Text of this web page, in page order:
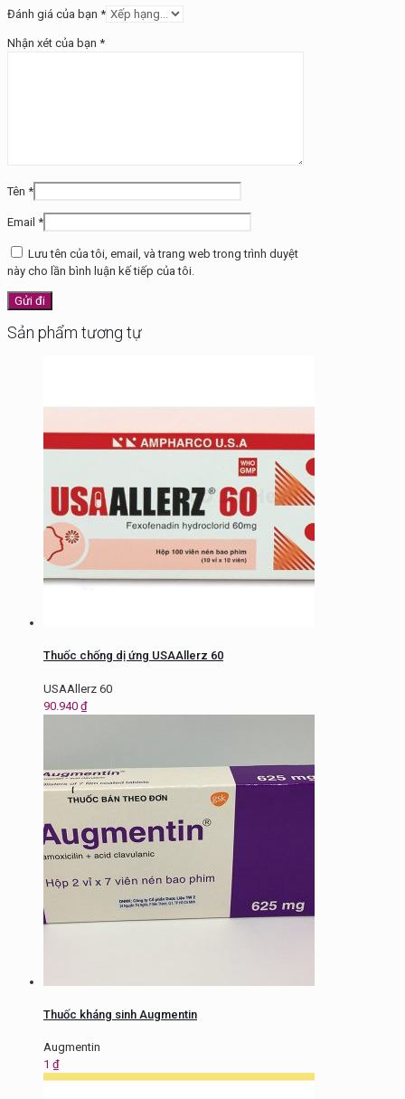
Đánh giá của bạn *
Nhận xét của bạn *
Tên *
Email *
Lưu tên của tôi, email, và trang web trong trình duyệt
này cho lần bình luận kế tiếp của tôi.
Sản phẩm tương tự
Thuốc chống dị ứng USAAllerz 60
USAAllerz 60
90.940 ₫
Thuốc kháng sinh Augmentin
Augmentin
1 ₫